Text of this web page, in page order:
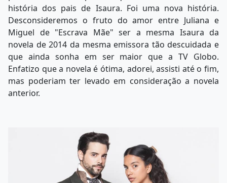
história dos pais de Isaura. Foi uma nova história.
Desconsideremos o fruto do amor entre Juliana e
Miguel de "Escrava Mãe" ser a mesma Isaura da
novela de 2014 da mesma emissora tão descuidada e
que ainda sonha em ser maior que a TV Globo.
Enfatizo que a novela é ótima, adorei, assisti até o fim,
mas poderiam ter levado em consideração a novela
anterior.